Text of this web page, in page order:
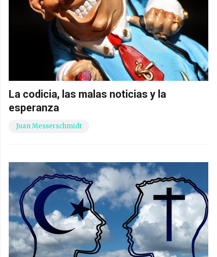
La codicia, las malas noticias y la
esperanza
Juan Messerschmidt